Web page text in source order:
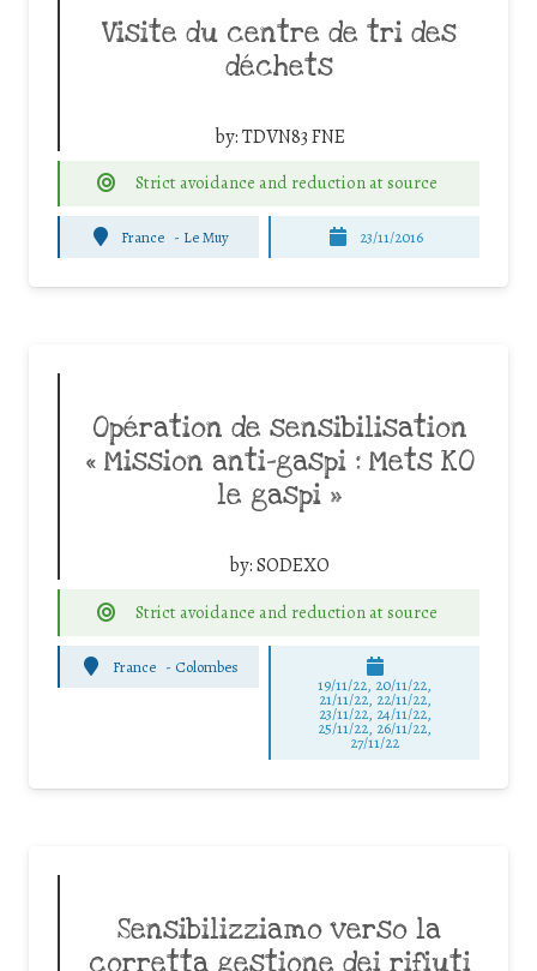
Visite du centre de tri des
déchets
by:TDVN83 FNE
Strict avoidance and reduction at source
France - Le Muy 23/11/2016
Opération de sensibilisation
« Mission anti-gaspi : Mets KO
le gaspi »
by:SODEXO
Strict avoidance and reduction at source
France - Colombes
19/11/22, 20/11/22,
21/11/22, 22/11/22,
23/11/22, 24/11/22,
25/11/22, 26/11/22,
27/11/22
Sensibilizziamo verso la